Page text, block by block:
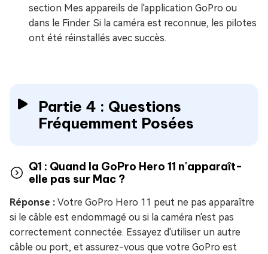
section Mes appareils de l'application GoPro ou
dans le Finder. Si la caméra est reconnue, les pilotes
ont été réinstallés avec succès.
Partie 4 : Questions
Fréquemment Posées
Q1 : Quand la GoPro Hero 11 n'apparaît-
elle pas sur Mac ?
Réponse : Votre GoPro Hero 11 peut ne pas apparaître
si le câble est endommagé ou si la caméra n'est pas
correctement connectée. Essayez d'utiliser un autre
câble ou port, et assurez-vous que votre GoPro est